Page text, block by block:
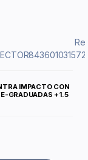
IMPACTO CON
GRADUADAS +1.5